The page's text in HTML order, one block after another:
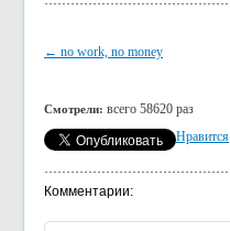
← no work, no money
Смотрели: всего 58620 раз
Нравится
Комментарии: